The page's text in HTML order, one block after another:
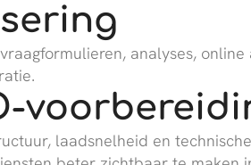
analyses, online
laadsnelheid en